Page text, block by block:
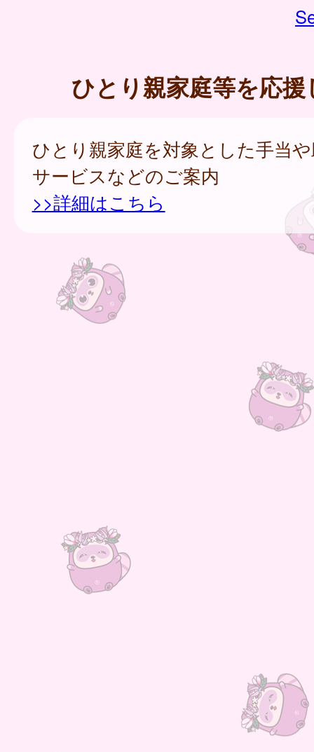
ひとり親家庭等を応
ひとり親家庭を対象とした手当
サービスなどのご案内
>>詳細はこちら